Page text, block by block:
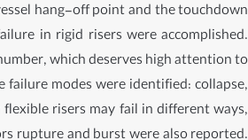
hang-off point and the touchdown
in rigid risers were accomplished.
which deserves high attention to
modes were identified: collapse,
risers may fail in different ways,